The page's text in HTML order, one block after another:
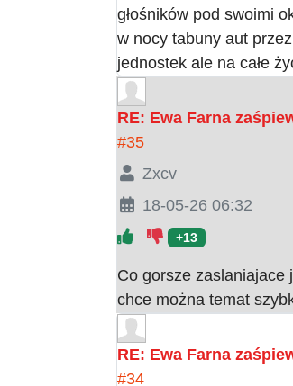
głośników pod swoimi
w nocy tabuny aut
jednostek ale na całe
RE: Ewa Farna
#35
Zxcv
18-05-26 06:32
+13
Co gorsze zaslaniajace
chce można temat
RE: Ewa Farna
#34